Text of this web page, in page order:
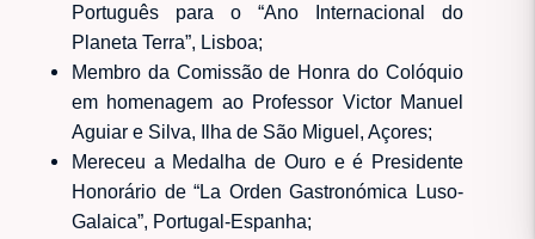
Português para o “Ano Internacional do
Planeta Terra”, Lisboa;
Membro da Comissão de Honra do Colóquio
em homenagem ao Professor Victor Manuel
Aguiar e Silva, Ilha de São Miguel, Açores;
Mereceu a Medalha de Ouro e é Presidente
Honorário de “La Orden Gastronómica Luso-
Galaica”, Portugal-Espanha;